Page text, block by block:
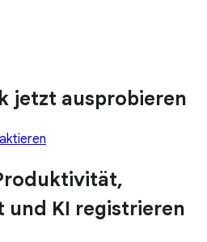
jetzt ausprobieren
und KI registrieren